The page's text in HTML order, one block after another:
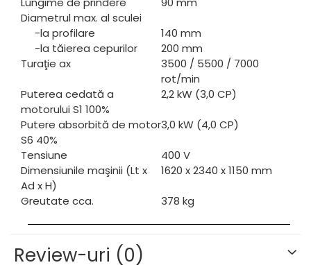
Diametrul max. al sculei
-la profilare
140 mm
-la tăierea cepurilor
200 mm
Turaţie ax
3500 / 5500 / 7000
rot/min
Puterea cedată a
motorului S1 100%
2,2 kW (3,0 CP)
Putere absorbită de motor
S6 40%
3,0 kW (4,0 CP)
Tensiune
400 V
Dimensiunile maşinii (Lt x
Ad x H)
1620 x 2340 x 1150 mm
Greutate cca. 378 kg
Review-uri (0)